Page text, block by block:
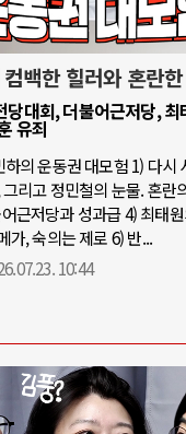
백한 힐러와 혼란
당대회, 더불어근저당,
유죄
의 운동권 대모험 1) 다시
리고 정민철의 눈물. 혼란
근저당과 성과급 4) 최태
가, 숙의는 제로 6) 반...
10:44